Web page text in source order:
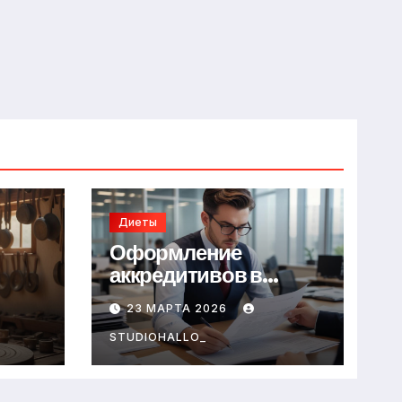
Диеты
Оформление
аккредитивов в
международной
торговле
23 МАРТА 2026
STUDIOHALLO_